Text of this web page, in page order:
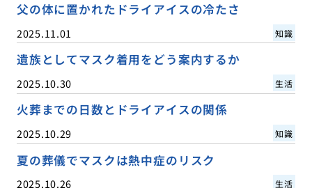
父の体に置かれたドライアイスの冷たさ
2025.11.01 知識
遺族としてマスク着用をどう案内するか
2025.10.30 生活
火葬までの日数とドライアイスの関係
2025.10.29 知識
夏の葬儀でマスクは熱中症のリスク
2025.10.26 生活